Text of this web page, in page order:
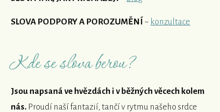
SLOVA PODPORY A POROZUMĚNÍ ~ konzultace
Kde se slova berou?
Jsou napsaná ve hvězdách i v běžných věcech kolem
nás. Proudí naší fantazií, tančí v rytmu našeho srdce